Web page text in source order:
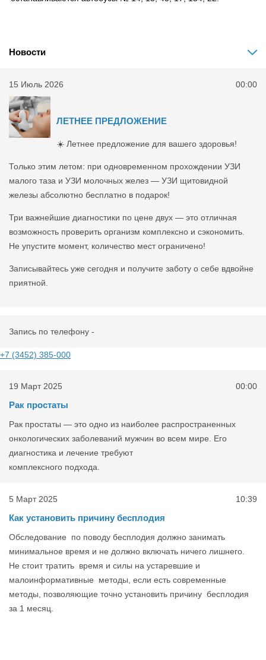
Новости
15 Июль 2026 00:00
ЛЕТНЕЕ ПРЕДЛОЖЕНИЕ
☀️ Летнее предложение для вашего здоровья!
Только этим летом: при одновременном прохождении УЗИ
малого таза и УЗИ молочных желез — УЗИ щитовидной
железы абсолютно бесплатно в подарок!
Три важнейшие диагностики по цене двух — это отличная
возможность проверить организм комплексно и сэкономить.
Не упустите момент, количество мест ограничено!
Записывайтесь уже сегодня и получите заботу о себе вдвойне
приятной.
Запись по телефону -
+7 (3452) 385-000
19 Март 2025 00:00
Рак простаты
Рак простаты — это одно из наиболее распространенных
онкологических заболеваний мужчин во всем мире. Его
диагностика и лечение требуют
комплексного подхода.
5 Март 2025 10:39
Как установить причину бесплодия
Обследование по поводу бесплодия должно занимать
минимальное время и не должно включать ничего лишнего.
Не стоит тратить время и силы на устаревшие и
малоинформативные методы, если есть современные
методы, позволяющие точно установить причину бесплодия
за 1 месяц.